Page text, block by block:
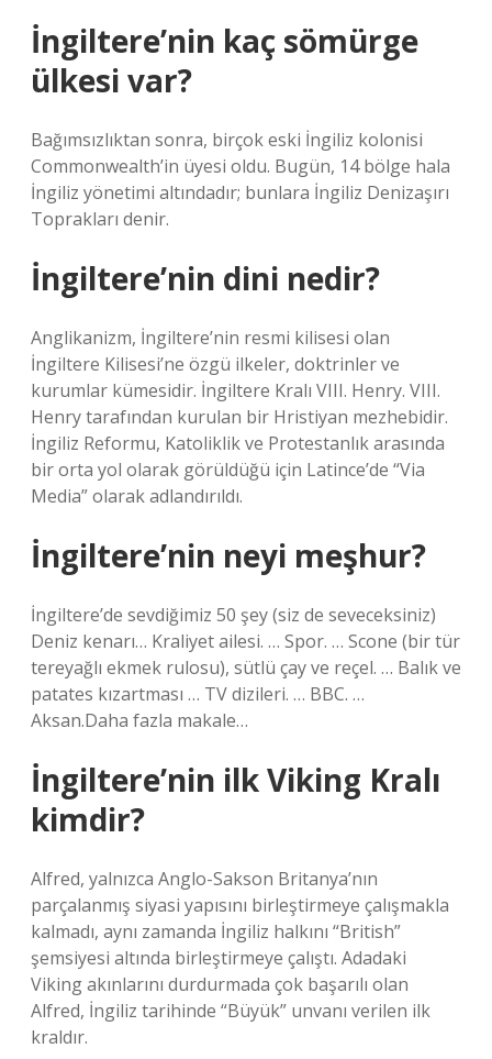
İngiltere’nin kaç sömürge
ülkesi var?
Bağımsızlıktan sonra, birçok eski İngiliz kolonisi
Commonwealth’in üyesi oldu. Bugün, 14 bölge hala
İngiliz yönetimi altındadır; bunlara İngiliz Denizaşırı
Toprakları denir.
İngiltere’nin dini nedir?
Anglikanizm, İngiltere’nin resmi kilisesi olan
İngiltere Kilisesi’ne özgü ilkeler, doktrinler ve
kurumlar kümesidir. İngiltere Kralı VIII. Henry. VIII.
Henry tarafından kurulan bir Hristiyan mezhebidir.
İngiliz Reformu, Katoliklik ve Protestanlık arasında
bir orta yol olarak görüldüğü için Latince’de “Via
Media” olarak adlandırıldı.
İngiltere’nin neyi meşhur?
İngiltere’de sevdiğimiz 50 şey (siz de seveceksiniz)
Deniz kenarı… Kraliyet ailesi. … Spor. … Scone (bir tür
tereyağlı ekmek rulosu), sütlü çay ve reçel. … Balık ve
patates kızartması … TV dizileri. … BBC. …
Aksan.Daha fazla makale…
İngiltere’nin ilk Viking Kralı
kimdir?
Alfred, yalnızca Anglo-Sakson Britanya’nın
parçalanmış siyasi yapısını birleştirmeye çalışmakla
kalmadı, aynı zamanda İngiliz halkını “British”
şemsiyesi altında birleştirmeye çalıştı. Adadaki
Viking akınlarını durdurmada çok başarılı olan
Alfred, İngiliz tarihinde “Büyük” unvanı verilen ilk
kraldır.